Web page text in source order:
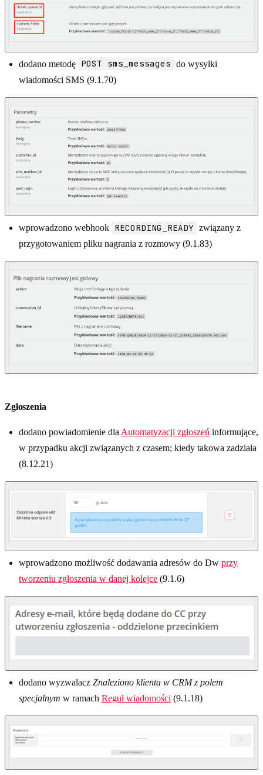
dodano metodę POST sms_messages do wysyłki
wiadomości SMS (9.1.70)
wprowadzono webhook RECORDING_READY związany z
przygotowaniem pliku nagrania z rozmowy (9.1.83)
Zgłoszenia
dodano powiadomienie dla Automatyzacji zgłoszeń informujące,
w przypadku akcji związanych z czasem; kiedy takowa zadziała
(8.12.21)
wprowadzono możliwość dodawania adresów do Dw przy
tworzeniu zgłoszenia w danej kolejce (9.1.6)
dodano wyzwalacz Znaleziono klienta w CRM z polem
specjalnym w ramach Reguł wiadomości (9.1.18)